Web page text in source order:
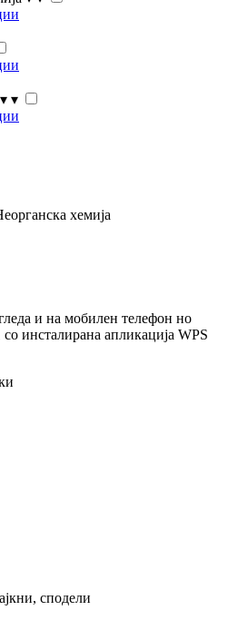
▾ ▾
хемија
и на мобилен телефон но
инсталирана апликација WPS
сподели